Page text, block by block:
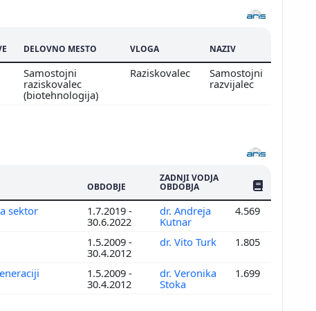
DELOVNO MESTO VLOGA NAZIV
Samostojni
raziskovalec
(biotehnologija)
Raziskovalec
Samostojni
razvijalec
OBDOBJE
ZADNJI VODJA
OBDOBJA ŠTEV.
sektor
1.7.2019 -
30.6.2022
dr. Andreja
Kutnar
4.569
1.5.2009 -
30.4.2012
dr. Vito Turk 1.805
1.5.2009 -
30.4.2012
dr. Veronika
Stoka
1.699